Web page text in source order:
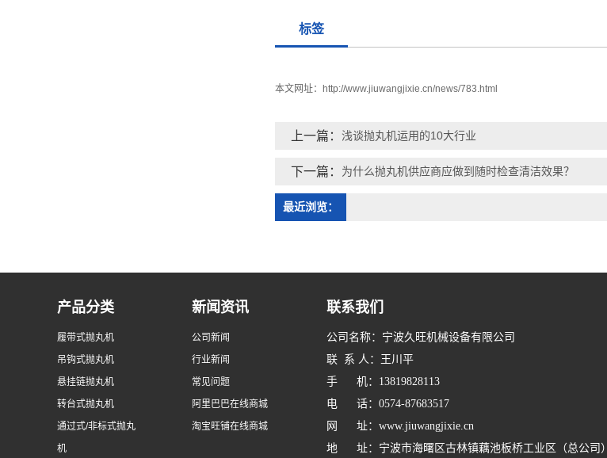
标签
本文网址： http://www.jiuwangjixie.cn/news/783.html
上一篇： 浅谈抛丸机运用的10大行业
下一篇： 为什么抛丸机供应商应做到随时检查清洁效果？
最近浏览：
产品分类
履带式抛丸机
吊钩式抛丸机
悬挂链抛丸机
转台式抛丸机
通过式/非标式抛丸
机
新闻资讯
公司新闻
行业新闻
常见问题
阿里巴巴在线商城
淘宝旺铺在线商城
联系我们
公司名称：宁波久旺机械设备有限公司
联 系 人：王川平
手 机：13819828113
电 话：0574-87683517
网 址：www.jiuwangjixie.cn
地 址：宁波市海曙区古林镇藕池板桥工业区（总公司）